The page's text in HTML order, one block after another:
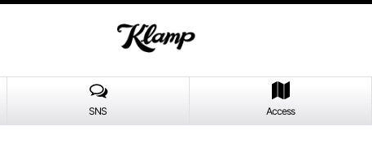
SNS Access